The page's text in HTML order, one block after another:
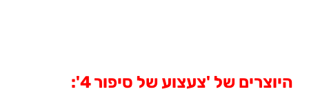
היוצרים של 'צעצוע של סיפור 4':